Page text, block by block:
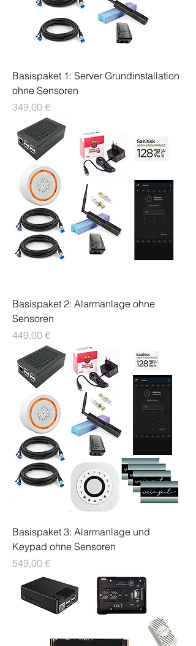
Basispaket 1: Server Grundinstallation
ohne Sensoren
Preis
349,00 €
Basispaket 2: Alarmanlage ohne
Sensoren
Preis
449,00 €
Basispaket 3: Alarmanlage und
Keypad ohne Sensoren
Preis
549,00 €